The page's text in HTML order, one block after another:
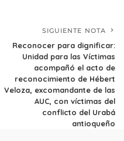
SIGUIENTE NOTA
Reconocer para dignificar:
Unidad para las Víctimas
acompañó el acto de
reconocimiento de Hébert
Veloza, excomandante de las
AUC, con víctimas del
conflicto del Urabá
antioqueño